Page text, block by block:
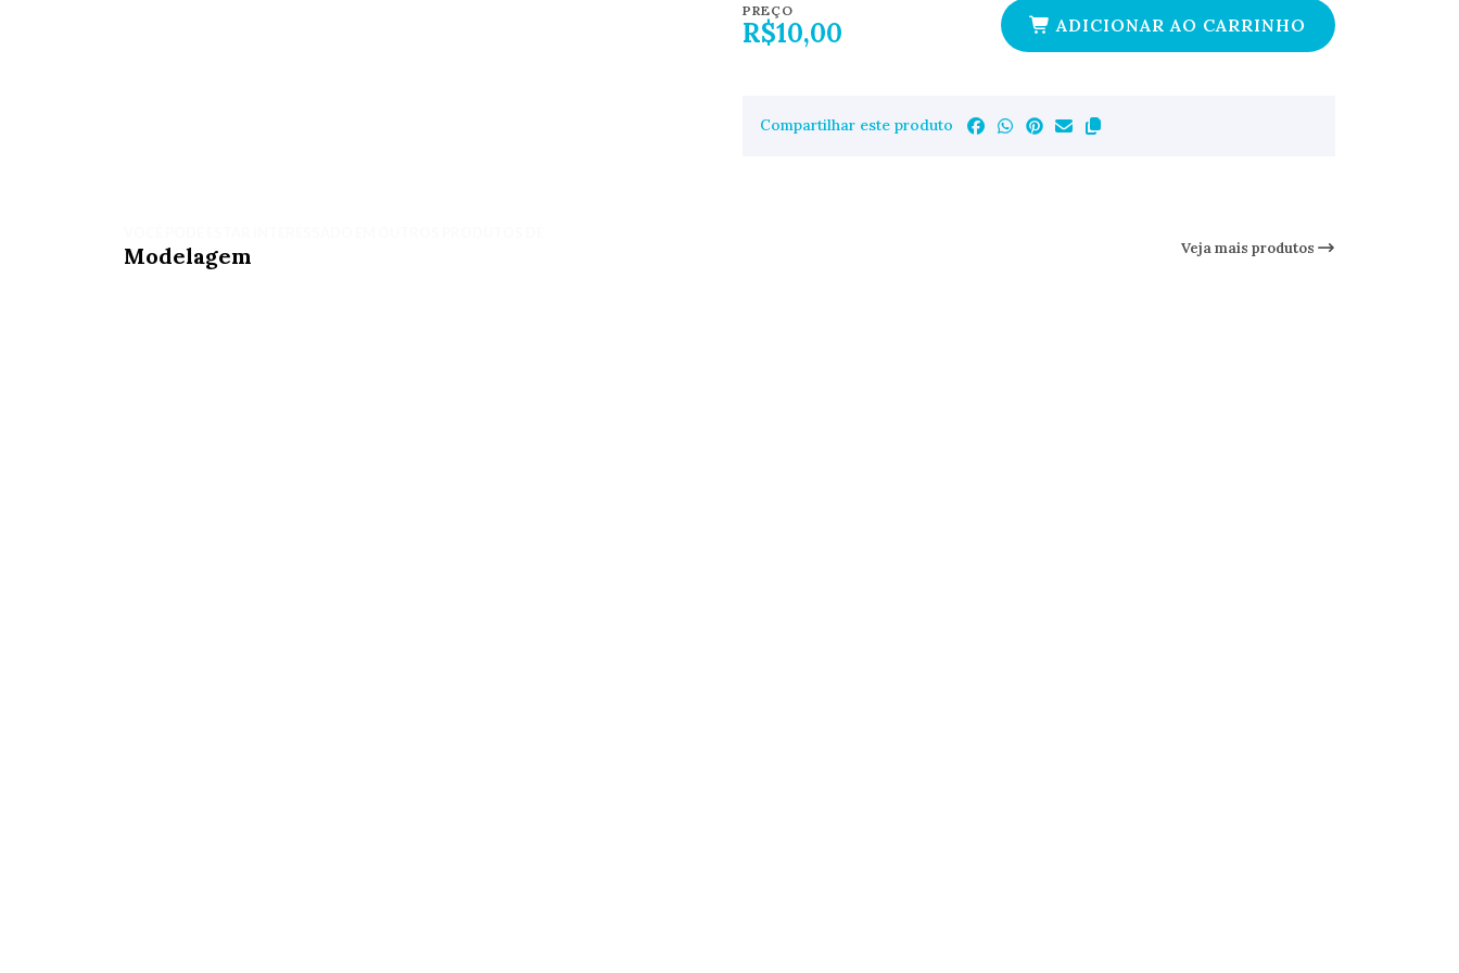
PREÇO
R$10,00 ADICIONAR AO CARRINHO
Compartilhar este produto
Modelagem Veja mais produtos